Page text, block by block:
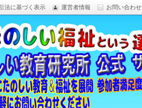
法に基づく表示 運営者情報 お問い合わせ
サイト
,楽しい福祉活動,楽しい授業がした
,Research Institute Delightful
,沖縄 学力問題,教材 ネタ,授業ネタ,学
グッジョブ,カリスマ教師,沖縄
授業,たのしい講演,楽しい講演,楽しい
」を,自由研究,いっきゅう先生,いっきゅ
題,授業名人,RIDE,PEALカウンセリン
宣,ＬＥＡＰカウンセリング,LEAP,学力
業ネタ,授業アイディア,教育をたのし